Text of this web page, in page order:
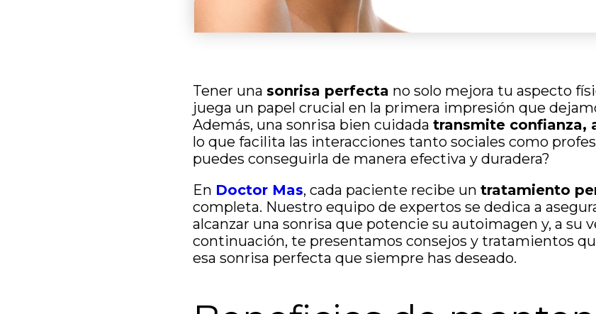
Tener una sonrisa perfecta no solo mejora tu aspecto
juega un papel crucial en la primera impresión que
Además, una sonrisa bien cuidada transmite confianza,
lo que facilita las interacciones tanto sociales como
puedes conseguirla de manera efectiva y duradera?
En Doctor Mas, cada paciente recibe un tratamiento
completa. Nuestro equipo de expertos se dedica a
alcanzar una sonrisa que potencie su autoimagen y, a su
continuación, te presentamos consejos y tratamientos
esa sonrisa perfecta que siempre has deseado.